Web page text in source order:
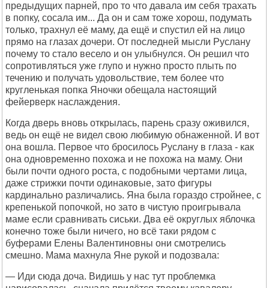
предыдущих парней, про то что давала им себя трахать
в попку, сосала им... Да он и сам тоже хорош, подумать
только, трахнул её маму, да ещё и спустил ей на лицо
прямо на глазах дочери. От последней мысли Руслану
почему то стало весело и он улыбнулся. Он решил что
сопротивляться уже глупо и нужно просто плыть по
течению и получать удовольствие, тем более что
кругленькая попка Яночки обещала настоящий
фейерверк наслаждения.
Когда дверь вновь открылась, парень сразу оживился,
ведь он ещё не видел свою любимую обнаженной. И вот
она вошла. Первое что бросилось Руслану в глаза - как
она одновременно похожа и не похожа на маму. Они
были почти одного роста, с подобными чертами лица,
даже стрижки почти одинаковые, зато фигуры
кардинально различались. Яна была гораздо стройнее, с
крепенькой попочкой, но зато в чистую проигрывала
маме если сравнивать сиськи. Два её округлых яблочка
конечно тоже были ничего, но всё таки рядом с
буферами Елены Валентиновны они смотрелись
смешно. Мама махнула Яне рукой и подозвала:
— Иди сюда доча. Видишь у нас тут проблемка